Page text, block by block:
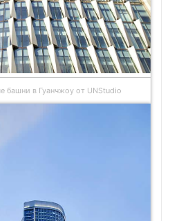
башни в Гуанчжоу от UNStudio